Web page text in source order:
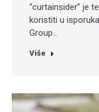
“curtainsider” je
koristiti u
Group…
Više